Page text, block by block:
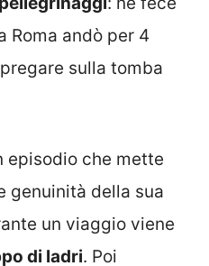
Roma andò per 4
sulla tomba
episodio che mette
genuinità della sua
un viaggio viene
di ladri. Poi